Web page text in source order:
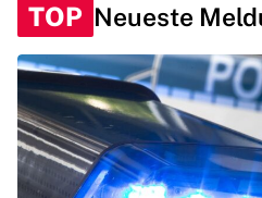
TOP Neueste